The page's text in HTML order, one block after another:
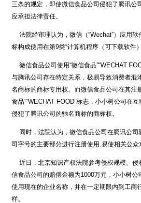
三条的规定，即使微信食品公司侵犯了腾讯
应承担法律责任。
法院经审理认为，微信（“Wechat”）应用软
标构成使用在第9类“计算机程序（可下载软件
微信食品公司使用“微信食品”“WECHAT
与腾讯公司存在特定关系，极易导致消费者
名商标的商标专用权。而微信食品公司在其注
食品”“WECHAT FOOD”标志，小小树公司在
侵犯了腾讯公司的驰名商标的商标权。
同时，法院认为，微信食品公司在腾讯公司
司字号的主要部分进行注册使用,易使相关公
近日，北京知识产权法院参考侵权规模、侵
信食品公司的赔偿金额为1000万元，小小树
使用现在的企业名称，并在一定期限内到工商
样。